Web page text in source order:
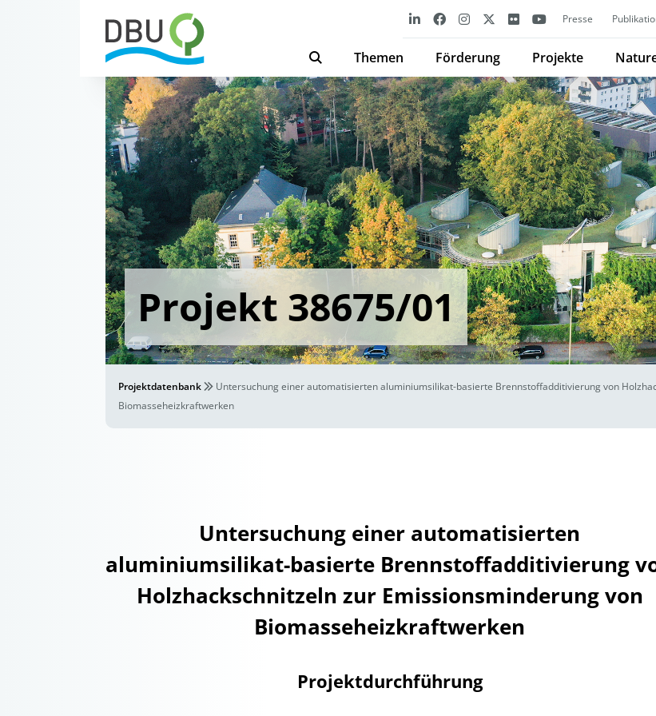
Presse
Themen Förderung Projekte
Projekt 38675/01
Projektdatenbank
Untersuchung einer automatisierten aluminiumsilikat-basierte Brennstoffadditivierung von
Biomasseheizkraftwerken
Untersuchung einer automatisierten
aluminiumsilikat-basierte Brennstoffadditivierung
Holzhackschnitzeln zur Emissionsminderung von
Biomasseheizkraftwerken
Projektdurchführung